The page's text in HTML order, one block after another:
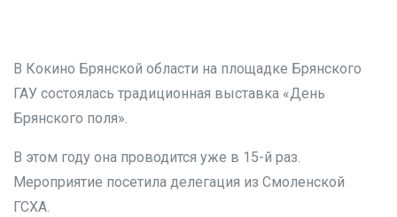
В Кокино Брянской области на площадке Брянского
ГАУ состоялась традиционная выставка «День
Брянского поля».
В этом году она проводится уже в 15-й раз.
Мероприятие посетила делегация из Смоленской
ГСХА.